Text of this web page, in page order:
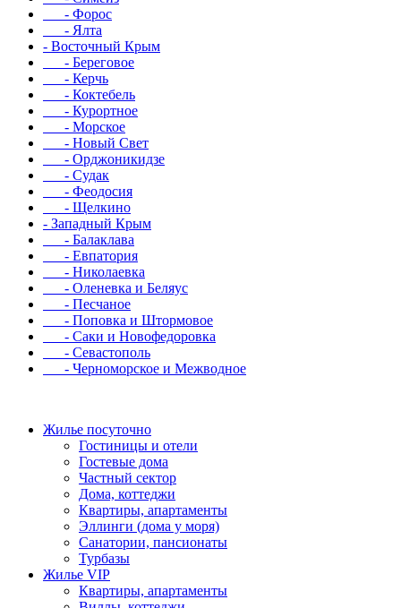
- Форос
- Ялта
- Восточный Крым
- Береговое
- Керчь
- Коктебель
- Курортное
- Морское
- Новый Свет
- Орджоникидзе
- Судак
- Феодосия
- Щелкино
- Западный Крым
- Балаклава
- Евпатория
- Николаевка
- Оленевка и Беляус
- Песчаное
- Поповка и Штормовое
- Саки и Новофедоровка
- Севастополь
- Черноморское и Межводное
Жилье посуточно
Гостиницы и отели
Гостевые дома
Частный сектор
Дома, коттеджи
Квартиры, апартаменты
Эллинги (дома у моря)
Санатории, пансионаты
Турбазы
Жилье VIP
Квартиры, апартаменты